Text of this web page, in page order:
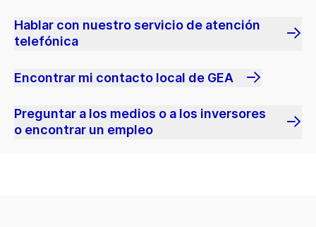
Hablar con nuestro servicio de atención
telefónica
Encontrar mi contacto local de GEA
Preguntar a los medios o a los inversores
o encontrar un empleo